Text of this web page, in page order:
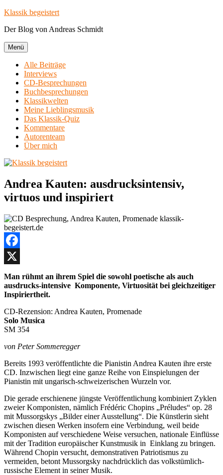
Zum
springen
Klassik begeistert
Der Blog von Andreas Schmidt
Menü
Alle Beiträge
Interviews
CD-Besprechungen
Buchbesprechungen
Klassikwelten
Meine Lieblingsmusik
Das Klassik-Quiz
Kommentare
Autorenteam
Über mich
Andrea Kauten: ausdrucksintensiv,
virtuos und inspiriert
Facebook
X
Man rühmt an ihrem Spiel die sowohl poetische als auch
ausdrucks-intensive Komponente, Virtuosität bei gleichzeitiger
Inspiriertheit.
CD-Rezension: Andrea Kauten, Promenade
Solo Musica
SM 354
von Peter Sommeregger
Bereits 1993 veröffentlichte die Pianistin Andrea Kauten ihre erste
CD. Inzwischen liegt eine ganze Reihe von Einspielungen der
Pianistin mit ungarisch-schweizerischen Wurzeln vor.
Die gerade erschienene jüngste Veröffentlichung kombiniert Zyklen
zweier Komponisten, nämlich Frédéric Chopins „Préludes“ op. 28
mit Mussorgskys „Bilder einer Ausstellung“. Die Künstlerin sieht
zwischen diesen Werken insofern eine Verbindung, weil beide
Komponisten auf verschiedene Weise versuchen, nationale Einflüsse
mit der Tradition europäischer Kunstmusik in Einklang zu bringen.
Während Chopin versucht, demonstrativen Patriotismus zu
vermeiden, betont Mussorgsky nachdrücklich das volkstümlich-
russische Element in seiner Musik.